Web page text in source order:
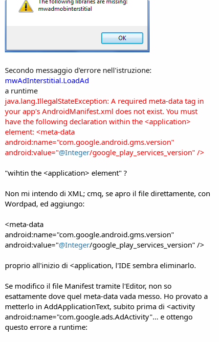
Secondo messaggio d'errore nell'istruzione:
mwAdInterstitial.LoadAd
a runtime
java.lang.IllegalStateException: A required meta-data tag in
your app's AndroidManifest.xml does not exist. You must
have the following declaration within the <application>
element: <meta-data
android:name="com.google.android.gms.version"
android:value="@Integer/google_play_services_version" />
"wihtin the <application> element" ?
Non mi intendo di XML; cmq, se apro il file direttamente, con
Wordpad, ed aggiungo:
<meta-data
android:name="com.google.android.gms.version"
android:value="@Integer/google_play_services_version" />
proprio all'inizio di <application, l'IDE sembra eliminarlo.
Se modifico il file Manifest tramite l'Editor, non so
esattamente dove quel meta-data vada messo. Ho provato a
metterlo in AddApplicationText, subito prima di <activity
android:name="com.google.ads.AdActivity"... e ottengo
questo errore a runtime: